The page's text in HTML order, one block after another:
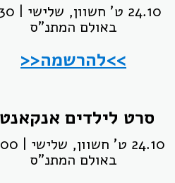
24.10 ט' חשוון, שלישי | 9:30
באולם המתנ"ס
>>להרשמה<<
סרט לילדים
24.10 ט' חשוון, שלישי | 16:00
באולם המתנ"ס